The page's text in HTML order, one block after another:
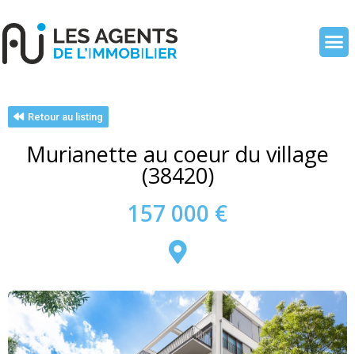
Retour au listing
Murianette au coeur du village
(38420)
157 000 €